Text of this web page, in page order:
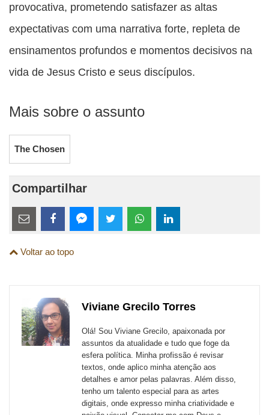
provocativa, prometendo satisfazer as altas
expectativas com uma narrativa forte, repleta de
ensinamentos profundos e momentos decisivos na
vida de Jesus Cristo e seus discípulos.
Mais sobre o assunto
The Chosen
Compartilhar
Estes
links
são
sites
externos
esta
Email
esta
FacebookMessenger
TwitterWhatsApp
LinkedIn
Voltar ao topo
Viviane Grecilo Torres
Olá! Sou Viviane Grecilo, apaixonada por
assuntos da atualidade e tudo que foge da
esfera política. Minha profissão é revisar
textos, onde aplico minha atenção aos
detalhes e amor pelas palavras. Além disso,
tenho um talento especial para as artes
digitais, onde expresso minha criatividade e